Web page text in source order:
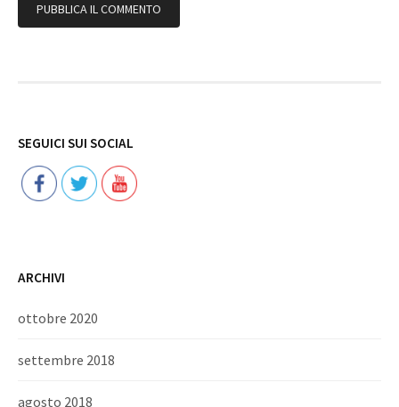
SEGUICI SUI SOCIAL
ARCHIVI
ottobre 2020
settembre 2018
agosto 2018